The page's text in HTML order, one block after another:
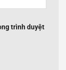
trình duyệt